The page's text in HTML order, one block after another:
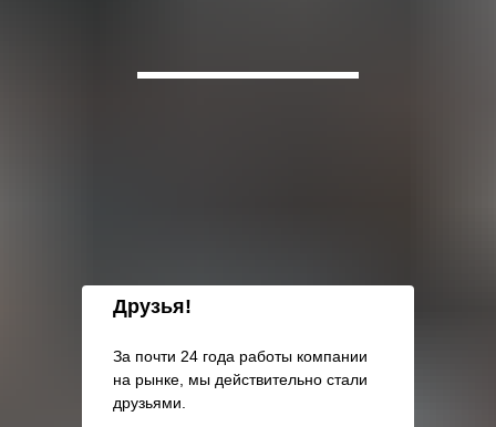
За почти 24 года работы компании
на рынке, мы действительно стали
друзьями.
Друзья!